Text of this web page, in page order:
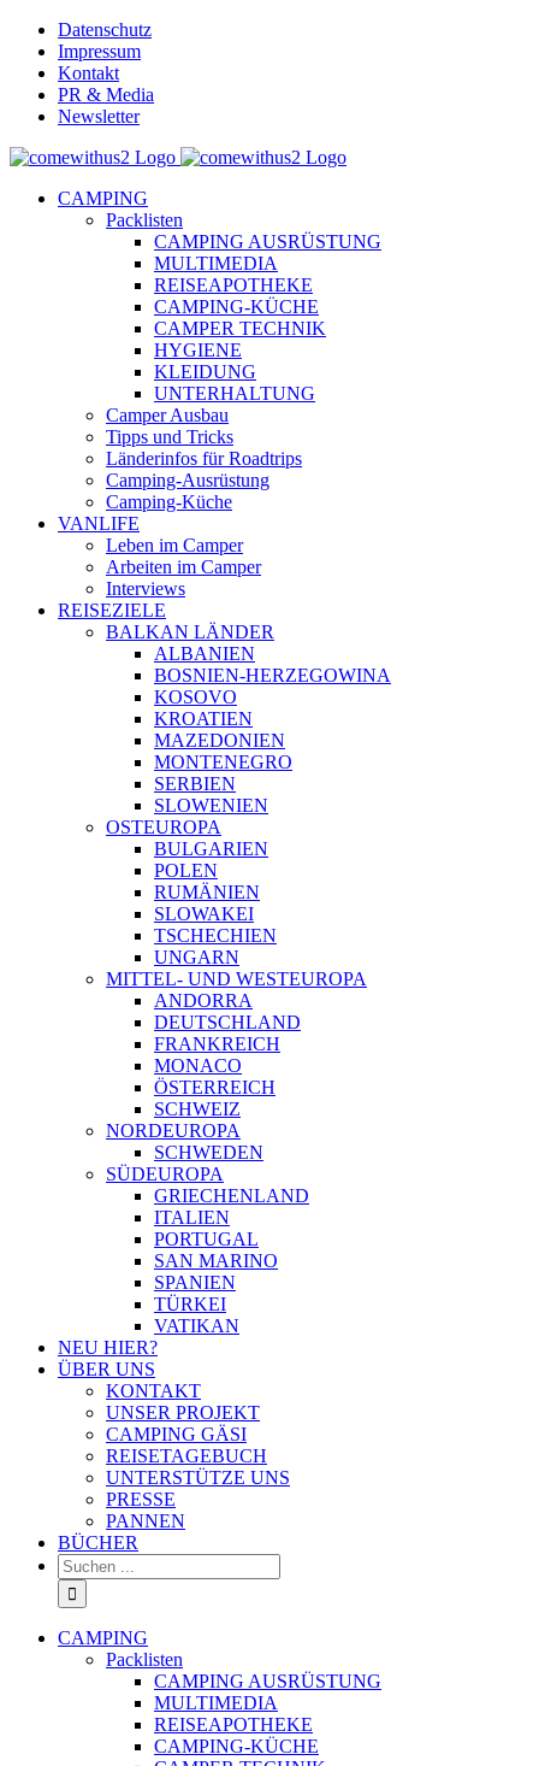
Skip
content
Datenschutz
Impressum
Kontakt
PR & Media
Newsletter
YouTube
Facebook
Twitter
Instagram
Pinterest
Email
CAMPING
Packlisten
CAMPING AUSRÜSTUNG
MULTIMEDIA
REISEAPOTHEKE
CAMPING-KÜCHE
CAMPER TECHNIK
HYGIENE
KLEIDUNG
UNTERHALTUNG
Camper Ausbau
Tipps und Tricks
Länderinfos für Roadtrips
Camping-Ausrüstung
Camping-Küche
VANLIFE
Leben im Camper
Arbeiten im Camper
Interviews
REISEZIELE
BALKAN LÄNDER
ALBANIEN
BOSNIEN-HERZEGOWINA
KOSOVO
KROATIEN
MAZEDONIEN
MONTENEGRO
SERBIEN
SLOWENIEN
OSTEUROPA
BULGARIEN
POLEN
RUMÄNIEN
SLOWAKEI
TSCHECHIEN
UNGARN
MITTEL- UND WESTEUROPA
ANDORRA
DEUTSCHLAND
FRANKREICH
MONACO
ÖSTERREICH
SCHWEIZ
NORDEUROPA
SCHWEDEN
SÜDEUROPA
GRIECHENLAND
ITALIEN
PORTUGAL
SAN MARINO
SPANIEN
TÜRKEI
VATIKAN
NEU HIER?
ÜBER UNS
KONTAKT
UNSER PROJEKT
CAMPING GÄSI
REISETAGEBUCH
UNTERSTÜTZE UNS
PRESSE
PANNEN
BÜCHER
Suche
nach:
CAMPING
Packlisten
CAMPING AUSRÜSTUNG
MULTIMEDIA
REISEAPOTHEKE
CAMPING-KÜCHE